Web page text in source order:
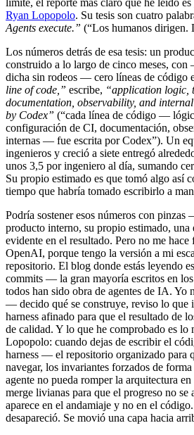
límite, el reporte más claro que he leído es
Ryan Lopopolo. Su tesis son cuatro
Agents execute.” (“Los humanos dirigen.
Los números detrás de esa tesis: un
construido a lo largo de cinco meses,
dicha sin rodeos — cero líneas de código
line of code,” escribe, “application logic,
documentation, observability, and
by Codex” (“cada línea de código —
configuración de CI, documentación,
internas — fue escrita por Codex”). Un
ingenieros y creció a siete entregó
unos 3,5 por ingeniero al día, sumando
Su propio estimado es que tomó algo así
tiempo que habría tomado escribirlo a
Podría sostener esos números con
producto interno, su propio estimado, una
evidente en el resultado. Pero no me hace
OpenAI, porque tengo la versión a mi
repositorio. El blog donde estás leyendo
commits — la gran mayoría escritos en
todos han sido obra de agentes de IA.
— decido qué se construye, reviso lo
harness afinado para que el resultado de
de calidad. Y lo que he comprobado es lo
Lopopolo: cuando dejas de escribir el
harness — el repositorio organizado para
navegar, los invariantes forzados de
agente no pueda romper la arquitectura
merge livianas para que el progreso no se
aparece en el andamiaje y no en el
desapareció. Se movió una capa hacia